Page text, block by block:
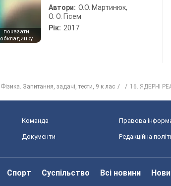
показати
обкладинку
Автори: О.О. Мартинюк,
О. О. Гісем
Рік: 2017
Фізика. Запитання, задачі, тести, 9 к лас 16. ЯДЕРНI
Команда Правова
Документи Редакційна
Спорт Суспільство Всі новини